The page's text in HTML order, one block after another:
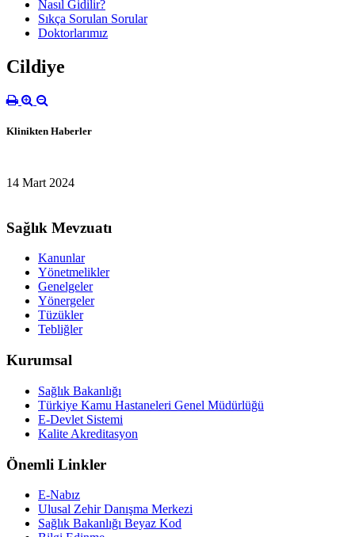
Nasıl Gidilir?
Sıkça Sorulan Sorular
Doktorlarımız
Cildiye
Klinikten Haberler
14 Mart 2024
Sağlık Mevzuatı
Kanunlar
Yönetmelikler
Genelgeler
Yönergeler
Tüzükler
Tebliğler
Kurumsal
Sağlık Bakanlığı
Türkiye Kamu Hastaneleri Genel Müdürlüğü
E-Devlet Sistemi
Kalite Akreditasyon
Önemli Linkler
E-Nabız
Ulusal Zehir Danışma Merkezi
Sağlık Bakanlığı Beyaz Kod